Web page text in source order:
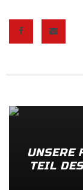
UNSERE
TEIL